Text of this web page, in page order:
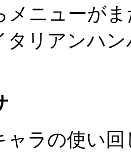
メニューが
タリアンハ
ャラの使い